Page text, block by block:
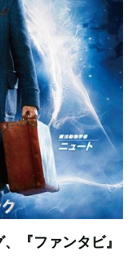
『ファンタビ』